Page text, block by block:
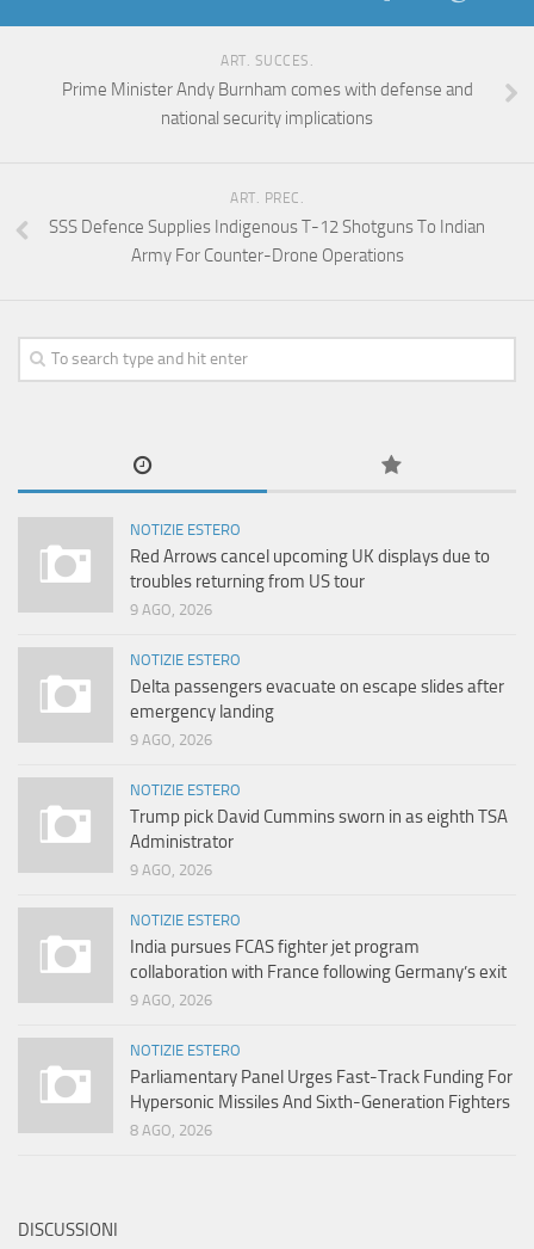
ART. SUCCES.
Prime Minister Andy Burnham comes with defense and
national security implications
ART. PREC.
SSS Defence Supplies Indigenous T-12 Shotguns To Indian
Army For Counter-Drone Operations
NOTIZIE ESTERO
Red Arrows cancel upcoming UK displays due to
troubles returning from US tour
9 AGO, 2026
NOTIZIE ESTERO
Delta passengers evacuate on escape slides after
emergency landing
9 AGO, 2026
NOTIZIE ESTERO
Trump pick David Cummins sworn in as eighth TSA
Administrator
9 AGO, 2026
NOTIZIE ESTERO
India pursues FCAS fighter jet program
collaboration with France following Germany’s exit
9 AGO, 2026
NOTIZIE ESTERO
Parliamentary Panel Urges Fast-Track Funding For
Hypersonic Missiles And Sixth-Generation Fighters
8 AGO, 2026
DISCUSSIONI